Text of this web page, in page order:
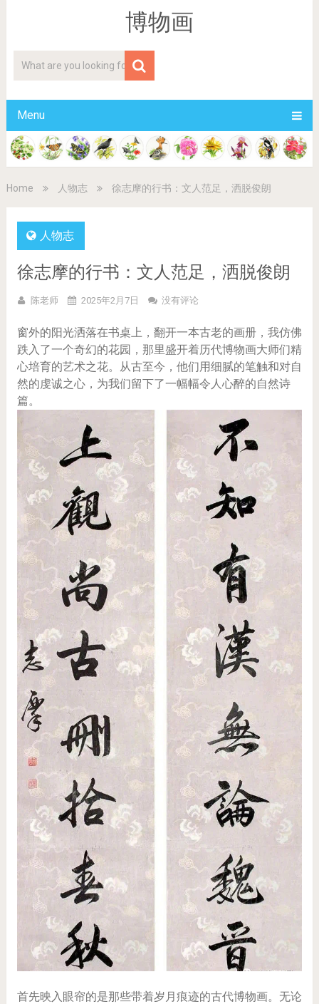
博物画
Menu
Home 人物志 徐志摩的行书：文人范足，洒脱俊朗
人物志
徐志摩的行书：文人范足，洒脱俊朗
陈老师 2025年2月7日 没有评论
窗外的阳光洒落在书桌上，翻开一本古老的画册，我仿佛
跌入了一个奇幻的花园，那里盛开着历代博物画大师们精
心培育的艺术之花。从古至今，他们用细腻的笔触和对自
然的虔诚之心，为我们留下了一幅幅令人心醉的自然诗
篇。
首先映入眼帘的是那些带着岁月痕迹的古代博物画。无论